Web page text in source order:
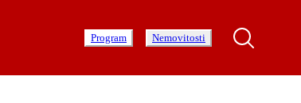
Program Nemovitosti